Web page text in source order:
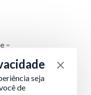
seja
de